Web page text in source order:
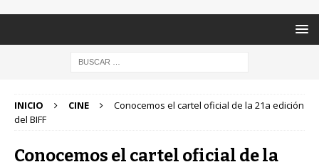
INICIO CINE
Conocemos el cartel oficial de la 21a edición
del BIFF
Conocemos el cartel oficial de la